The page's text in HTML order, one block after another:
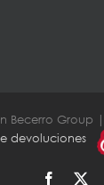
Becerro Group |
devoluciones
Facebook